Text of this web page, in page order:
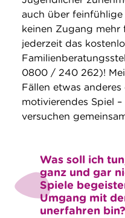
auch über feinfühlige
keinen Zugang mehr
jederzeit das
0800 / 240 262)!
Fällen etwas
motivierendes Spiel
versuchen
Was soll ich
ganz und gar
Spiele
Umgang mit
unerfahren bin?